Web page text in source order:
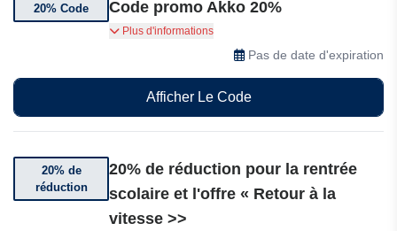
20% Code Code promo Akko 20%
Bénéficiez de 20% de réduction sur tout le site
Plus d'informations
Pas de date d'expiration
Afficher Le Code
20% de
réduction
20% de réduction pour la rentrée
scolaire et l'offre « Retour à la
vitesse >>